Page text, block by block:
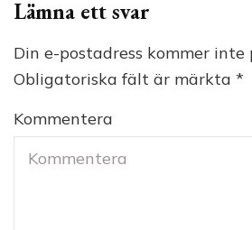
Lämna ett svar
Din e-postadress kommer inte
Obligatoriska fält är märkta *
Kommentera